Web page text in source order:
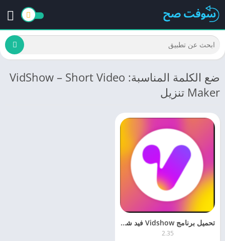
ضع الكلمة المناسبة: VidShow – Short Video
Maker تنزيل
تحميل برنامج Vidshow فيد شو 2.35 محرر الفيديو مجانا براط مباشر
2.35